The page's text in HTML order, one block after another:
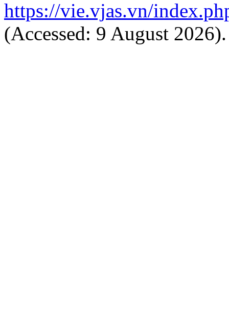
https://vie.vjas.vn/
(Accessed: 9 August 2026).